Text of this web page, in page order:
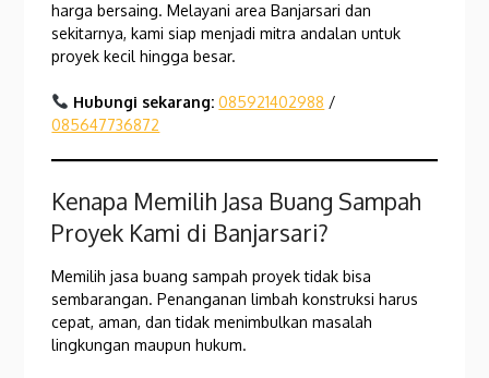
harga bersaing. Melayani area Banjarsari dan
sekitarnya, kami siap menjadi mitra andalan untuk
proyek kecil hingga besar.
Hubungi sekarang: 085921402988 /
085647736872
Kenapa Memilih Jasa Buang Sampah
Proyek Kami di Banjarsari?
Memilih jasa buang sampah proyek tidak bisa
sembarangan. Penanganan limbah konstruksi harus
cepat, aman, dan tidak menimbulkan masalah
lingkungan maupun hukum.